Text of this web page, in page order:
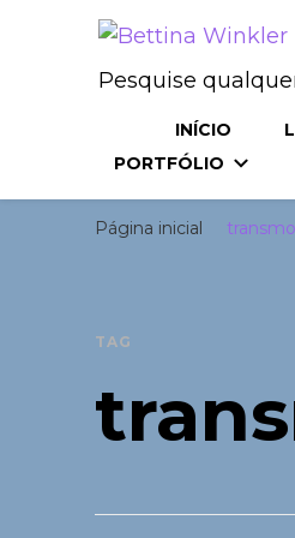
Bettina
autora | roteirista |
Procurando
Pesquise
INÍCIO
PORTFÓLIO
Página inicial
TAG